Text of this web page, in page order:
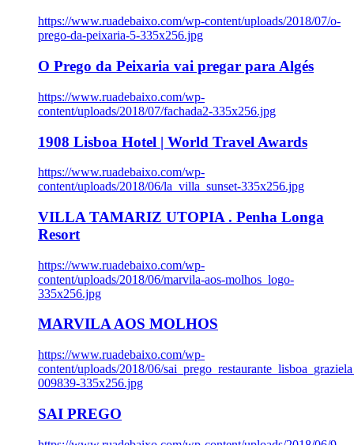
https://www.ruadebaixo.com/wp-content/uploads/2018/07/o-
prego-da-peixaria-5-335x256.jpg
O Prego da Peixaria vai pregar para Algés
https://www.ruadebaixo.com/wp-
content/uploads/2018/07/fachada2-335x256.jpg
1908 Lisboa Hotel | World Travel Awards
https://www.ruadebaixo.com/wp-
content/uploads/2018/06/la_villa_sunset-335x256.jpg
VILLA TAMARIZ UTOPIA . Penha Longa
Resort
https://www.ruadebaixo.com/wp-
content/uploads/2018/06/marvila-aos-molhos_logo-
335x256.jpg
MARVILA AOS MOLHOS
https://www.ruadebaixo.com/wp-
content/uploads/2018/06/
009839-335x256.jpg
SAI PREGO